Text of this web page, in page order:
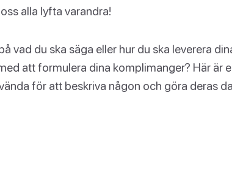
alla lyfta varandra!
vad du ska säga eller hur du ska leverera
att formulera dina komplimanger? Här är
för att beskriva någon och göra deras